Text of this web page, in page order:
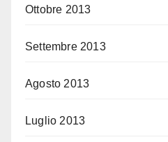
Ottobre 2013
Settembre 2013
Agosto 2013
Luglio 2013